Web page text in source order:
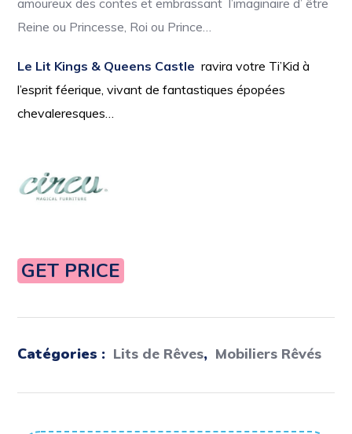
Reine ou Princesse, Roi ou Prince…
Le Lit Kings & Queens Castle ravira votre Ti’Kid à
l’esprit féerique, vivant de fantastiques épopées
chevaleresques…
GET PRICE
Catégories : Lits de Rêves, Mobiliers Rêvés